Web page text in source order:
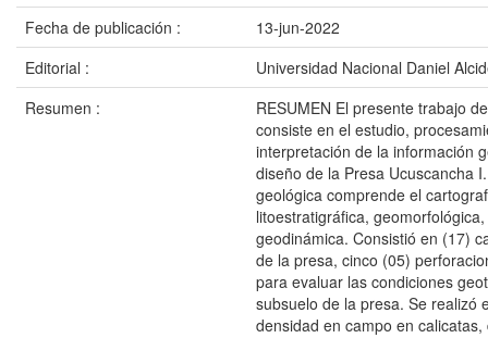
Fecha de publicación :
13-jun-2022
Editorial :
Universidad Nacional Daniel
Resumen :
RESUMEN El presente trabajo
consiste en el estudio,
interpretación de la información
diseño de la Presa Ucuscancha
geológica comprende el
litoestratigráfica,
geodinámica. Consistió en (17)
de la presa, cinco (05)
para evaluar las condiciones
subsuelo de la presa. Se realizó
densidad en campo en